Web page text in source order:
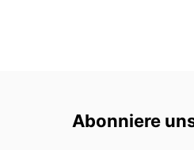
Abonniere